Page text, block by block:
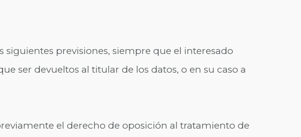
siguientes previsiones, siempre que el interesado
ser devueltos al titular de los datos, o en su caso a
el derecho de oposición al tratamiento de